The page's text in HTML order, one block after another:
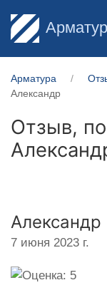
Арматура
Александр
Отзыв,
Александр
7 июня 2023 г.